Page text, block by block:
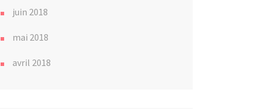
juin 2018
mai 2018
avril 2018